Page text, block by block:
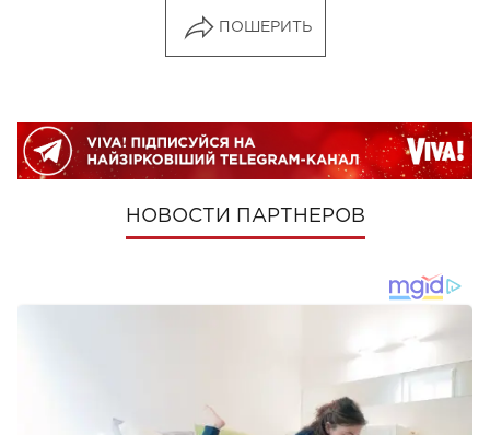
ПОШЕРИТЬ
НОВОСТИ ПАРТНЕРОВ